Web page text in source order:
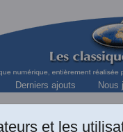
Derniers ajouts Nous
et les